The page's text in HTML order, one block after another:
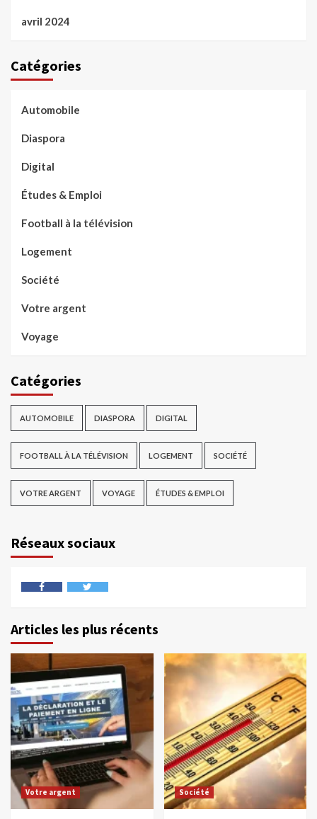
avril 2024
Catégories
Automobile
Diaspora
Digital
Études & Emploi
Football à la télévision
Logement
Société
Votre argent
Voyage
Catégories
AUTOMOBILE DIASPORA DIGITAL
FOOTBALL À LA TÉLÉVISION LOGEMENT SOCIÉTÉ
VOTRE ARGENT VOYAGE ÉTUDES & EMPLOI
Réseaux sociaux
Articles les plus récents
Votre argent Société